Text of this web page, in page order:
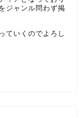
ジャンル問わず掲
ていくのでよろし